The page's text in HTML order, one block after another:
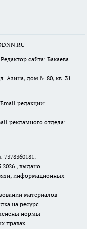
сайта: Бакаева
Азина, дом № 80, кв. 31
редакции:
рекламного отдела:
выдано
информационных
материалов
на ресурс
нормы
правах.